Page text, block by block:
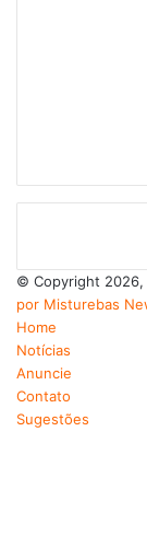
© Copyright
por Misturebas
Home
Notícias
Anuncie
Contato
Sugestões